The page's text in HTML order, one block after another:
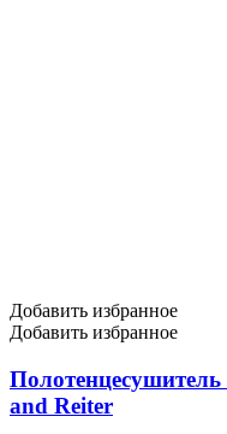
Добавить избранное
Добавить избранное
and Reiter